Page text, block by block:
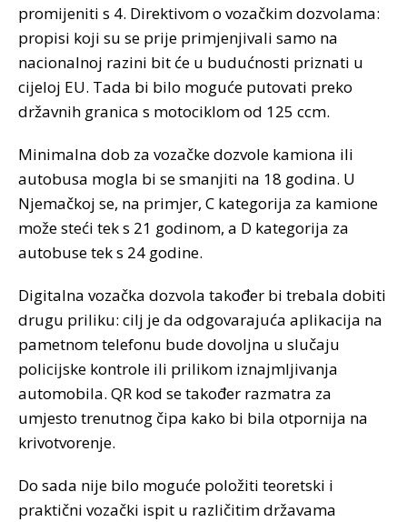
promijeniti s 4. Direktivom o vozačkim dozvolama:
propisi koji su se prije primjenjivali samo na
nacionalnoj razini bit će u budućnosti priznati u
cijeloj EU. Tada bi bilo moguće putovati preko
državnih granica s motociklom od 125 ccm.
Minimalna dob za vozačke dozvole kamiona ili
autobusa mogla bi se smanjiti na 18 godina. U
Njemačkoj se, na primjer, C kategorija za kamione
može steći tek s 21 godinom, a D kategorija za
autobuse tek s 24 godine.
Digitalna vozačka dozvola također bi trebala dobiti
drugu priliku: cilj je da odgovarajuća aplikacija na
pametnom telefonu bude dovoljna u slučaju
policijske kontrole ili prilikom iznajmljivanja
automobila. QR kod se također razmatra za
umjesto trenutnog čipa kako bi bila otpornija na
krivotvorenje.
Do sada nije bilo moguće položiti teoretski i
praktični vozački ispit u različitim državama